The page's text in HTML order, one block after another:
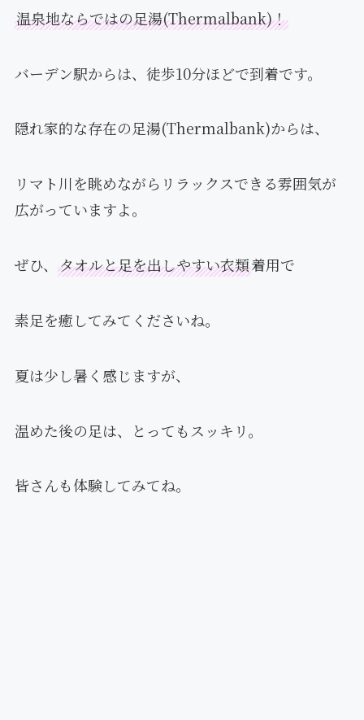
温泉地ならではの足湯(Thermalbank)！
バーデン駅からは、徒歩10分ほどで到着です。
隠れ家的な存在の足湯(Thermalbank)からは、
リマト川を眺めながらリラックスできる雰囲気が
広がっていますよ。
ぜひ、 タオルと足を出しやすい衣類着用で
素足を癒してみてくださいね。
夏は少し暑く感じますが、
温めた後の足は、とってもスッキリ。
皆さんも体験してみてね。